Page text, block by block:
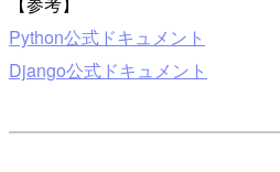
Python公式ドキュメント
Django公式ドキュメント